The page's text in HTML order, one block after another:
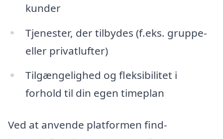
kunder
Tjenester, der tilbydes (f.eks. gruppe-
eller privatlufter)
Tilgængelighed og fleksibilitet i
forhold til din egen timeplan
Ved at anvende platformen find-